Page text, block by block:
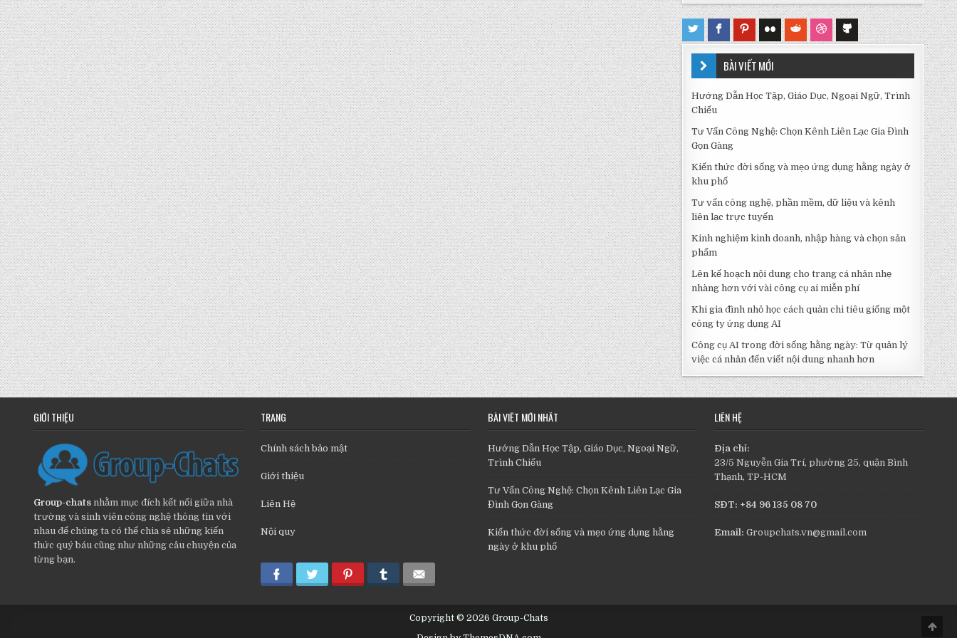
BÀI VIẾT MỚI
Hướng Dẫn Học Tập, Giáo Dục, Ngoại Ngữ, Trình
Chiếu
Tư Vấn Công Nghệ: Chọn Kênh Liên Lạc Gia Đình
Gọn Gàng
Kiến thức đời sống và mẹo ứng dụng hằng ngày ở
khu phố
Tư vấn công nghệ, phần mềm, dữ liệu và kênh
liên lạc trực tuyến
Kinh nghiệm kinh doanh, nhập hàng và chọn sản
phẩm
Lên kế hoạch nội dung cho trang cá nhân nhẹ
nhàng hơn với vài công cụ ai miễn phí
Khi gia đình nhỏ học cách quản chi tiêu giống một
công ty ứng dụng AI
Công cụ AI trong đời sống hằng ngày: Từ quản lý
việc cá nhân đến viết nội dung nhanh hơn
GIỚI THIỆU
Group-chats nhằm mục đích kết nối giữa nhà
trường và sinh viên công nghệ thông tin với
nhau để chúng ta có thể chia sẻ những kiến
thức quý báu cũng như những câu chuyện của
từng bạn.
TRANG
Chính sách bảo mật
Giới thiệu
Liên Hệ
Nội quy
BÀI VIẾT MỚI NHẤT
Hướng Dẫn Học Tập, Giáo Dục, Ngoại Ngữ,
Trình Chiếu
Tư Vấn Công Nghệ: Chọn Kênh Liên Lạc Gia
Đình Gọn Gàng
Kiến thức đời sống và mẹo ứng dụng hằng
ngày ở khu phố
LIÊN HỆ
Địa chỉ:
23/5 Nguyễn Gia Trí, phường 25, quận Bình
Thạnh, TP-HCM
SĐT: +84 96 135 08 70
Email: Groupchats.vn@gmail.com
Copyright © 2026 Group-Chats